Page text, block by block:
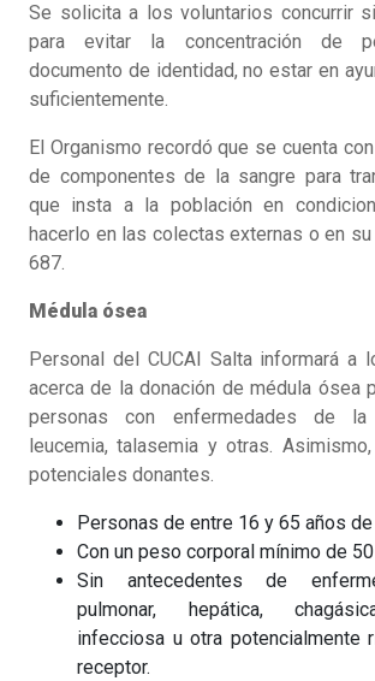
Se solicita a los voluntarios concurrir
para evitar la concentración de
documento de identidad, no estar en
suficientemente.
El Organismo recordó que se cuenta
de componentes de la sangre para
que insta a la población en
hacerlo en las colectas externas o en
687.
Médula ósea
Personal del CUCAI Salta informará a
acerca de la donación de médula ósea
personas con enfermedades de la
leucemia, talasemia y otras.
potenciales donantes.
Personas de entre 16 y 65 años
Con un peso corporal mínimo de
Sin antecedentes de
pulmonar, hepática,
infecciosa u otra potencialmente
receptor.